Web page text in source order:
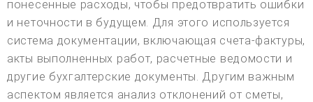
понесенные расходы, чтобы предотвратить ошибки
и неточности в будущем. Для этого используется
система документации, включающая счета-фактуры,
акты выполненных работ, расчетные ведомости и
другие бухгалтерские документы. Другим важным
аспектом является анализ отклонений от сметы,